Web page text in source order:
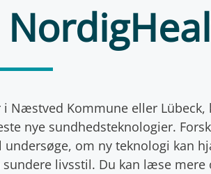
i Næstved Kommune eller
nye sundhedsteknologier.
undersøge, om ny teknologi kan
livsstil. Du kan læse mere